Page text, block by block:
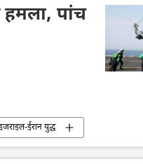
हमला, पांच
ईरान युद्ध